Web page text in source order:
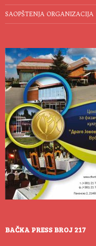
SAOPŠTENJA ORGANIZACIJA
BAČKA PRESS BROJ 217